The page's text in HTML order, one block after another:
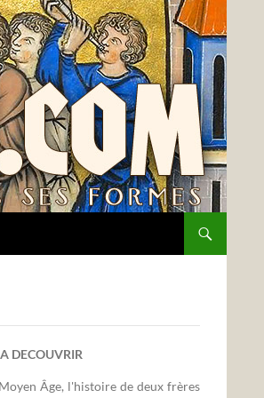
DECOUVRIR
Âge, l'histoire de deux frères